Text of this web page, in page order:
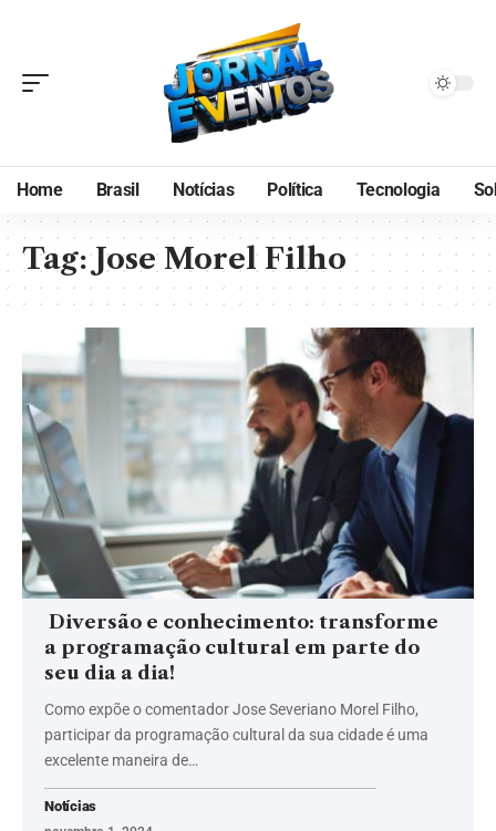
Home Brasil Notícias Política Tecnologia
Tag:Jose Morel Filho
Diversão e conhecimento: transforme
a programação cultural em parte do
seu dia a dia!
Como expõe o comentador Jose Severiano Morel Filho,
participar da programação cultural da sua cidade é uma
excelente maneira de…
Notícias